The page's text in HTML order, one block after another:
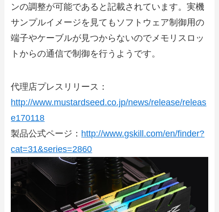
ンの調整が可能であると記載されています。実機
サンプルイメージを見てもソフトウェア制御用の
端子やケーブルが見つからないのでメモリスロッ
トからの通信で制御を行うようです。
代理店プレスリリース：
http://www.mustardseed.co.jp/news/release/releas
e170118
製品公式ページ： http://www.gskill.com/en/finder?
cat=31&series=2860